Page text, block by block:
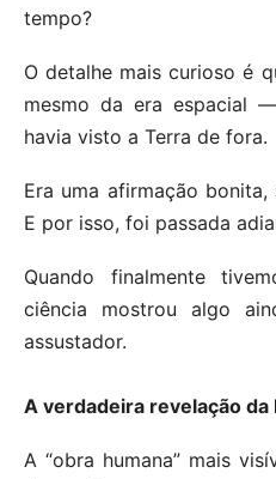
tempo?
O detalhe mais curioso é
mesmo da era espacial
havia visto a Terra de fora.
Era uma afirmação
E por isso, foi passada
Quando finalmente
ciência mostrou algo
assustador.
A verdadeira revelação da
A “obra humana” mais